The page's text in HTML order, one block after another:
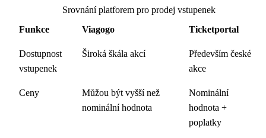
Srovnání platforem pro prodej vstupenek
Funkce
Viagogo Ticketportal
Dostupnost
vstupenek
Široká škála akcí
Především české
akce
Ceny
Můžou být vyšší než
nominální hodnota
Nominální
hodnota +
poplatky